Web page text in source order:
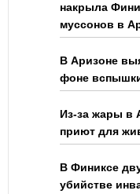
накрыла
муссонов в
В Аризоне
фоне
Из-за жары в
приют для
В Финиксе
убийстве